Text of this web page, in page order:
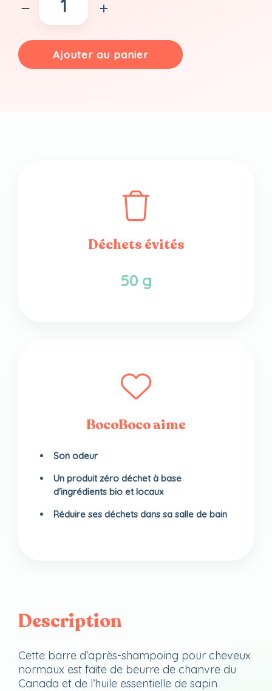
Après
shampoing
Chanvre
Ajouter au panier
Description
Cette barre d’après-shampoing pour cheveux
normaux est faite de beurre de chanvre du
Canada et de l’huile essentielle de sapin
Déchets évités
50 g
BocoBoco aime
Son odeur
Un produit zéro déchet à base
d'ingrédients bio et locaux
Réduire ses déchets dans sa salle de bain